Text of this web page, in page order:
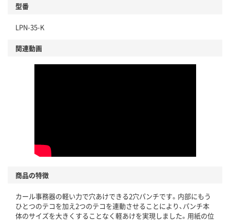
型番
LPN-35-K
関連動画
商品の特徴
カール事務器の軽い力で穴あけできる2穴パンチです。内部にもう
ひとつのテコを加え2つのテコを連動させることにより、パンチ本
体のサイズを大きくすることなく軽あけを実現しました。用紙の位